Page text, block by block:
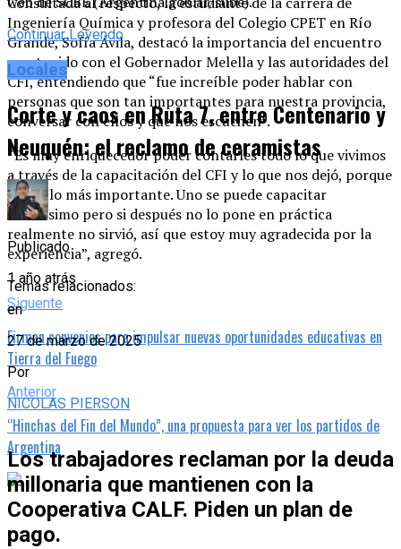
Ingeniería Química y profesora del Colegio CPET en Río
Grande, Sofía Ávila, destacó la importancia del encuentro
mantenido con el Gobernador Melella y las autoridades del
CFI, entendiendo que “fue increíble poder hablar con
personas que son tan importantes para nuestra provincia,
conversar con ellos y que nos escuchen”.
“Es muy enriquecedor poder contarles todo lo que vivimos
a través de la capacitación del CFI y lo que nos dejó, porque
eso es lo más importante. Uno se puede capacitar
muchísimo pero si después no lo pone en práctica
realmente no sirvió, así que estoy muy agradecida por la
experiencia”, agregó.
Temas relacionados:
Siguente
Firman convenios para impulsar nuevas oportunidades educativas en
Tierra del Fuego
Anterior
“Hinchas del Fin del Mundo”, una propuesta para ver los partidos de
Argentina
Continuar Leyendo
Locales
Corte y caos en Ruta 7, entre Centenario y
Neuquén: el reclamo de ceramistas
Publicado
1 año atrás
en
27 de marzo de 2025
Por
NICOLAS PIERSON
Los trabajadores reclaman por la deuda
millonaria que mantienen con la
Cooperativa CALF. Piden un plan de
pago.